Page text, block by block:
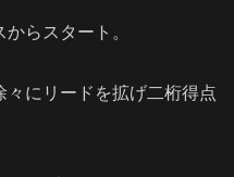
らスタート。
にリードを拡げ二桁得点